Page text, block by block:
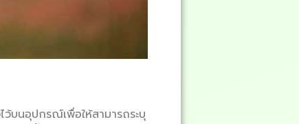
บนอุปกรณ์เพื่อให้สามารถระบุ